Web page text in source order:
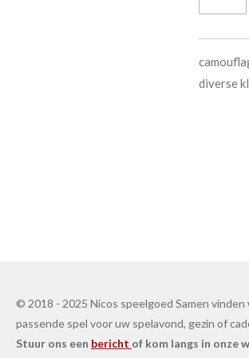
diverse
© 2018 - 2025 Nicos speelgoed Samen
passende spel voor uw spelavond, gezin of
Stuur ons een bericht of kom langs in onze